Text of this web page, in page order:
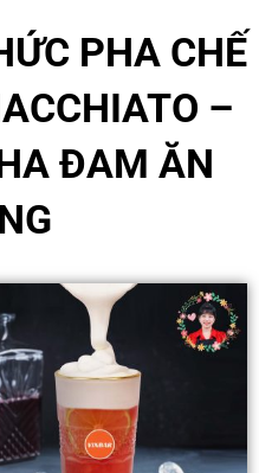
PHA CHẾ
–
ĐAM ĂN